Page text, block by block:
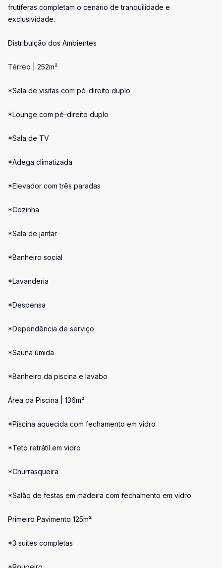
frutíferas completam o cenário de tranquilidade e
exclusividade.
Distribuição dos Ambientes
Térreo | 252m²
*Sala de visitas com pé-direito duplo
*Lounge com pé-direito duplo
*Sala de TV
*Adega climatizada
*Elevador com três paradas
*Cozinha
*Sala de jantar
*Banheiro social
*Lavanderia
*Despensa
*Dependência de serviço
*Sauna úmida
*Banheiro da piscina e lavabo
Área da Piscina | 136m²
*Piscina aquecida com fechamento em vidro
*Teto retrátil em vidro
*Churrasqueira
*Salão de festas em madeira com fechamento em vidro
Primeiro Pavimento 125m²
*3 suítes completas